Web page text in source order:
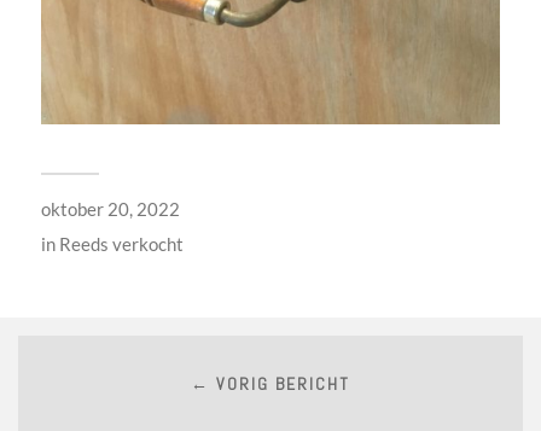
oktober 20, 2022
in Reeds verkocht
← VORIG BERICHT